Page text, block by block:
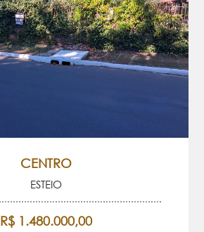
CENTRO
ESTEIO
R$ 1.480.000,00